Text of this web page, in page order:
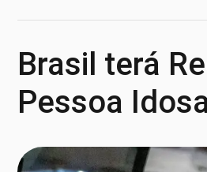
Brasil terá
Pessoa